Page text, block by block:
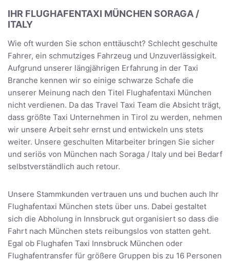
IHR FLUGHAFENTAXI MÜNCHEN SORAGA /
ITALY
Wie oft wurden Sie schon enttäuscht? Schlecht geschulte
Fahrer, ein schmutziges Fahrzeug und Unzuverlässigkeit.
Aufgrund unserer längjährigen Erfahrung in der Taxi
Branche kennen wir so einige schwarze Schafe die
unserer Meinung nach den Titel Flughafentaxi München
nicht verdienen. Da das Travel Taxi Team die Absicht trägt,
dass größte Taxi Unternehmen in Tirol zu werden, nehmen
wir unsere Arbeit sehr ernst und entwickeln uns stets
weiter. Unsere geschulten Mitarbeiter bringen Sie sicher
und seriös von München nach Soraga / Italy und bei Bedarf
selbstverständlich auch retour.
Unsere Stammkunden vertrauen uns und buchen auch Ihr
Flughafentaxi München stets über uns. Dabei gestaltet
sich die Abholung in Innsbruck gut organisiert so dass die
Fahrt nach München stets reibungslos von statten geht.
Egal ob Flughafen Taxi Innsbruck München oder
Flughafentransfer für größere Gruppen bis zu 16 Personen